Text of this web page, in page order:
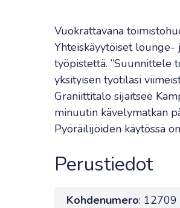
Vuokrattavana
Yhteiskäyytöiset lounge-
työpistettä. ”Suunnittele
yksityisen työtilasi
Graniittitalo sijaitsee
minuutin kävelymatkan
Pyöräilijöiden käytössä
Perustiedot
Kohdenumero: 12709